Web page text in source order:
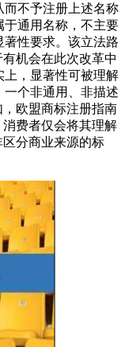
而不予注册上述名称
于通用名称，不主要
性要求。该立法路
有机会在此次改革中
上，显著性可被理解
个非通用、非描述
，欧盟商标注册指南
消费者仅会将其理解
分商业来源的标